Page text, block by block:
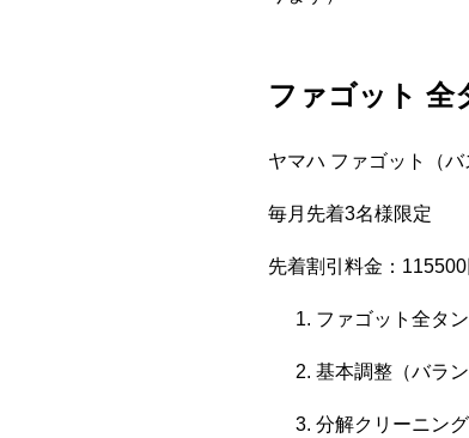
ファゴット 全
ヤマハ ファゴット（
毎月先着3名様限定
先着割引料金：115500
ファゴット全タ
基本調整（バラ
分解クリーニング